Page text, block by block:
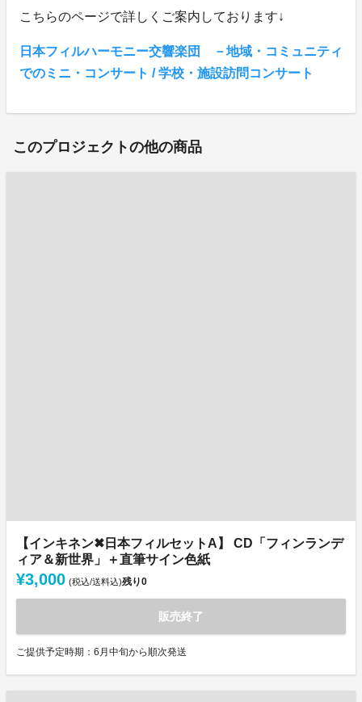
こちらのページで詳しくご案内しております↓
日本フィルハーモニー交響楽団 －地域・コミュニティ
でのミニ・コンサート / 学校・施設訪問コンサート
このプロジェクトの他の商品
【インキネン✖日本フィルセットA】 CD「フィンランデ
ィア＆新世界」＋直筆サイン色紙
¥3,000 (税込/送料込)残り0
販売終了
ご提供予定時期：6月中旬から順次発送